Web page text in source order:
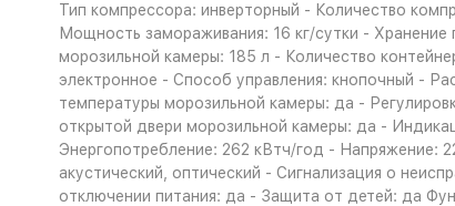
Тип компрессора: инверторный - Количество
Мощность замораживания: 16 кг/сутки -
морозильной камеры: 185 л - Количество
электронное - Способ управления: кнопочный -
температуры морозильной камеры: да -
открытой двери морозильной камеры: да -
Энергопотребление: 262 кВтч/год - Напряжение:
акустический, оптический - Сигнализация о
отключении питания: да - Защита от детей: да